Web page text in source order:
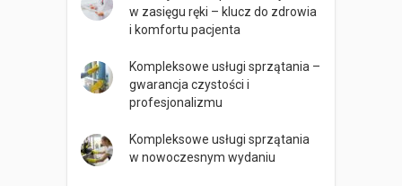
w zasięgu ręki – klucz do zdrowia
i komfortu pacjenta
Kompleksowe usługi sprzątania –
gwarancja czystości i
profesjonalizmu
Kompleksowe usługi sprzątania
w nowoczesnym wydaniu